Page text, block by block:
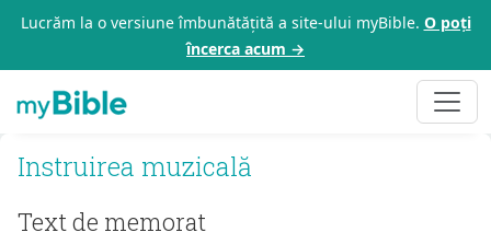
Lucrăm la o versiune îmbunătățită a site-ului myBible. O poți
încerca acum →
Instruirea muzicală
Text de memorat